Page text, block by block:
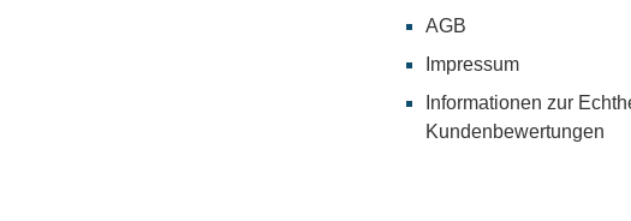
AGB
Impressum
Informationen zur
Kundenbewertungen